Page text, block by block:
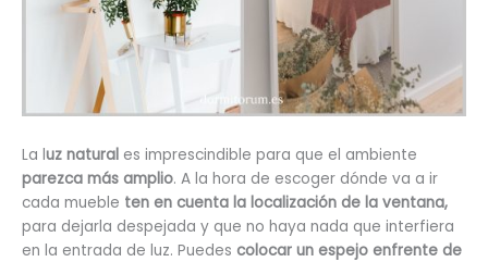
La luz natural es imprescindible para que el ambiente
parezca más amplio. A la hora de escoger dónde va a ir
cada mueble ten en cuenta la localización de la ventana,
para dejarla despejada y que no haya nada que interfiera
en la entrada de luz. Puedes colocar un espejo enfrente de